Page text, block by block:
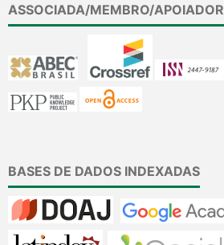
ASSOCIADA/MEMBRO/APOIADOR
BASES DE DADOS INDEXADAS